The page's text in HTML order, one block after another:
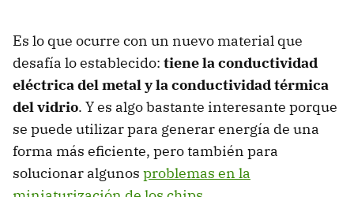
Es lo que ocurre con un nuevo material que
desafía lo establecido: tiene la conductividad
eléctrica del metal y la conductividad térmica
del vidrio. Y es algo bastante interesante porque
se puede utilizar para generar energía de una
forma más eficiente, pero también para
solucionar algunos problemas en la